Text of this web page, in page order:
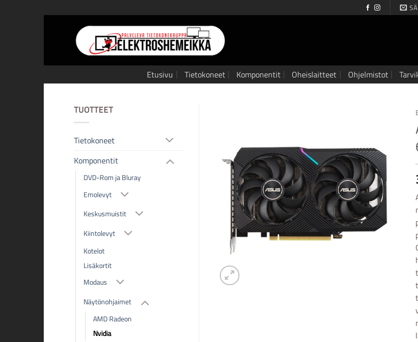
to
Etusivu Tietokoneet Komponentit Oheislaitteet Ohjelmistot
TUOTTEET
Tietokoneet
Komponentit
DVD-Rom ja Bluray
Emolevyt
Keskusmuistit
Kiintolevyt
Kotelot
Lisäkortit
Modaus
Näytönohjaimet
AMD Radeon
Nvidia